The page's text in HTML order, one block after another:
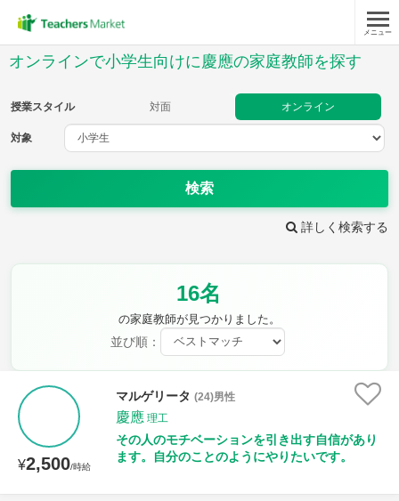
メニュー
オンラインで小学生向けに慶應の家庭教師を探す
授業スタイル 対面 オンライン
対象
検索
詳しく検索する
16名
の家庭教師が見つかりました。
並び順：
¥2,500/時給
マルゲリータ (24)男性
慶應 理工
その人のモチベーションを引き出す自信があり
ます。自分のことのようにやりたいです。
教科
図画工作
時給：¥1,000 ～ ¥10,000
授業可能日
火曜日 水曜日 木曜日 金曜日